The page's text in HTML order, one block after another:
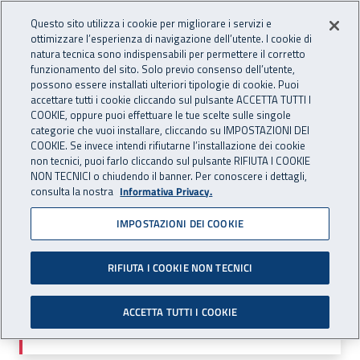
INAIL - Istituto Nazionale
Apri cerca
Navigazione principale
Navigazione - Ti trovi in:
Home Atti e documenti Convenzioni
Dettaglio
ATTENZIONE
Al momento il servizio non è disponibile. Si prega di
riprovare più tardi
Questo sito utilizza i cookie per migliorare i servizi e
ottimizzare l’esperienza di navigazione dell’utente. I cookie di
natura tecnica sono indispensabili per permettere il corretto
funzionamento del sito. Solo previo consenso dell’utente,
possono essere installati ulteriori tipologie di cookie. Puoi
accettare tutti i cookie cliccando sul pulsante ACCETTA TUTTI I
COOKIE, oppure puoi effettuare le tue scelte sulle singole
categorie che vuoi installare, cliccando su IMPOSTAZIONI DEI
COOKIE. Se invece intendi rifiutarne l’installazione dei cookie
non tecnici, puoi farlo cliccando sul pulsante RIFIUTA I COOKIE
NON TECNICI o chiudendo il banner. Per conoscere i dettagli,
consulta la nostra Informativa Privacy.
IMPOSTAZIONI DEI COOKIE
RIFIUTA I COOKIE NON TECNICI
ACCETTA TUTTI I COOKIE